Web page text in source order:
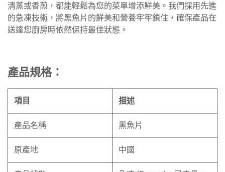
清蒸或香煎，都能輕鬆為您的菜單增添鮮美。我們採用先進
的急凍技術，將黑魚片的鮮美和營養牢牢鎖住，確保產品在
送達您廚房時依然保持最佳狀態。
產品規格：
項目 描述
產品名稱 黑魚片
原產地 中國